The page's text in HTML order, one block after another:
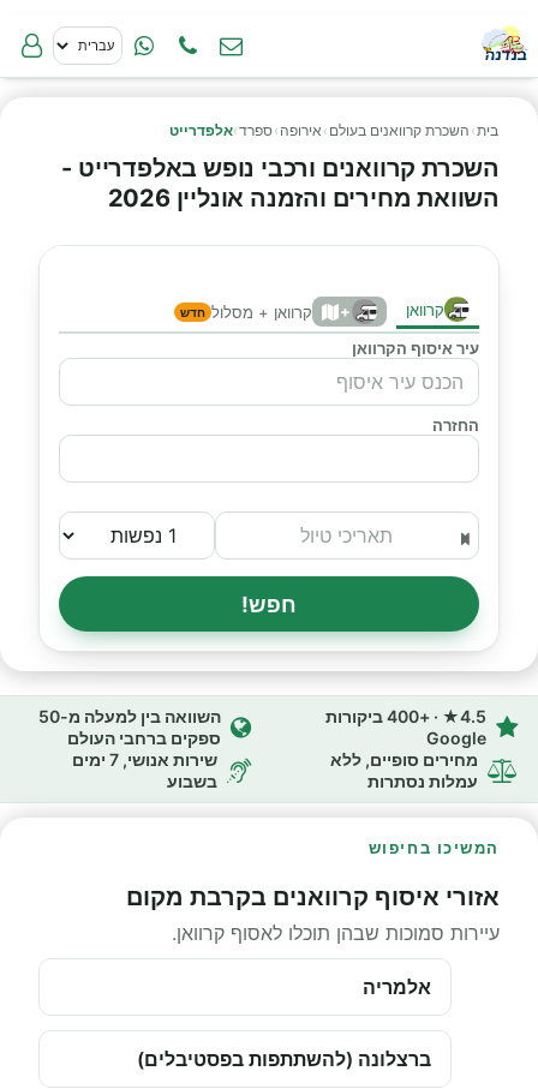
בית› השכרת קרוואנים בעולם › אירופה ›ספרד›אלפדרייט
השכרת קרוואנים ורכבי נופש באלפדרייט -
השוואת מחירים והזמנה אונליין 2026
קרוואן + קרוואן + מסלול חדש
עיר איסוף הקרוואן
החזרה
חפש!
4.5★ · +400 ביקורות
Google
השוואה בין למעלה מ-50
ספקים ברחבי העולם
מחירים סופיים, ללא
עמלות נסתרות
שירות אנושי, 7 ימים
בשבוע
המשיכו בחיפוש
אזורי איסוף קרוואנים בקרבת מקום
עיירות סמוכות שבהן תוכלו לאסוף קרוואן.
אלמריה
ברצלונה (להשתתפות בפסטיבלים)